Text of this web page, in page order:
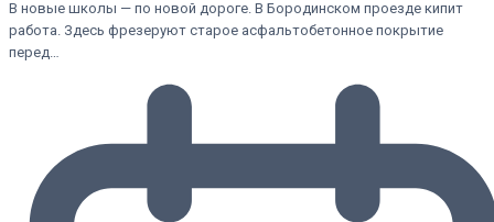
В новые школы — по новой дороге. В Бородинском проезде кипит
работа. Здесь фрезеруют старое асфальтобетонное покрытие
перед…